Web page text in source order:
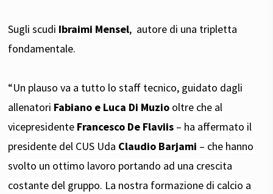
Sugli scudi Ibraimi Mensel, autore di una tripletta
fondamentale.
“Un plauso va a tutto lo staff tecnico, guidato dagli
allenatori Fabiano e Luca Di Muzio oltre che al
vicepresidente Francesco De Flaviis – ha affermato il
presidente del CUS Uda Claudio Barjami – che hanno
svolto un ottimo lavoro portando ad una crescita
costante del gruppo. La nostra formazione di calcio a